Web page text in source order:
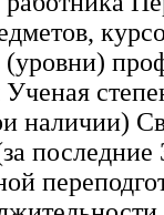
наличии)
последние